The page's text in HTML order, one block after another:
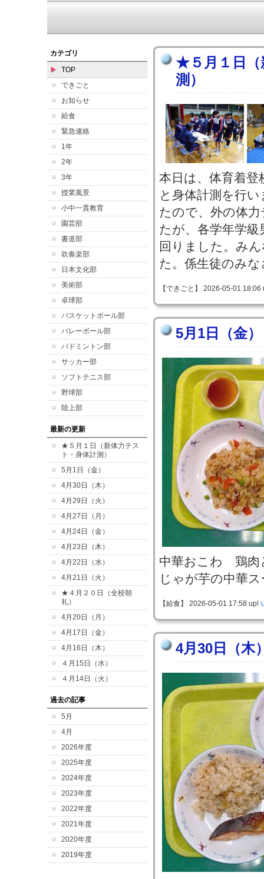
カテゴリ
TOP
できごと
お知らせ
給食
緊急連絡
1年
2年
3年
授業風景
小中一貫教育
園芸部
書道部
吹奏楽部
日本文化部
美術部
卓球部
バスケットボール部
バレーボール部
バドミントン部
サッカー部
ソフトテニス部
野球部
陸上部
最新の更新
★５月１日（新体力テス
ト・身体計測）
5月1日（金）
4月30日（木）
4月29日（火）
4月27日（月）
4月24日（金）
4月23日（木）
4月22日（水）
4月21日（火）
★４月２０日（全校朝
礼）
4月20日（月）
4月17日（金）
4月16日（木）
４月15日（水）
４月14日（火）
過去の記事
5月
4月
2026年度
2025年度
2024年度
2023年度
2022年度
2021年度
2020年度
2019年度
★５月１日（
測）
本日は、体育着
と身体計測を行
たので、外の体
たが、各学年学
回りました。み
た。係生徒のみ
【できごと】 2026-05-01
5月1日（金）
中華おこわ 鶏肉
じゃが芋の中華
【給食】 2026-05-01 17:58 up!
4月30日（木